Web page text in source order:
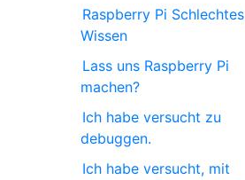
Raspberry Pi Schlechtes
Wissen
Lass uns Raspberry Pi
machen?
Ich habe versucht zu
debuggen.
Ich habe versucht, mit